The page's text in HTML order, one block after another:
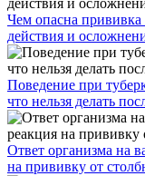
Чем опасна прививка
действия и
Поведение при
что нельзя делать
Ответ организма на
на прививку от